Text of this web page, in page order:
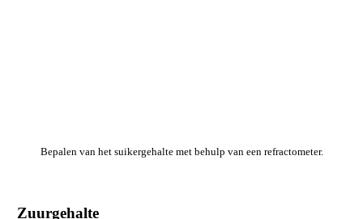
Bepalen van het suikergehalte met behulp van een refractometer.
Zuurgehalte